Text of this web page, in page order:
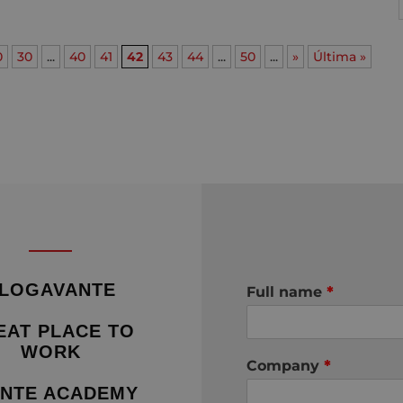
30 ... 40 41 42 43 44 ... 50 ... » Última »
PLACE TO
WORK
ACADEMY
Full name *
Company *